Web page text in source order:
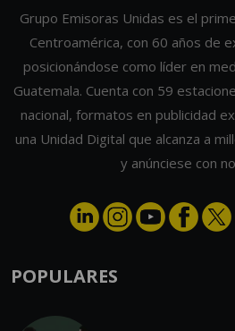
Grupo Emisoras Unidas es el
Centroamérica, con 60 años de
posicionándose como líder en
Guatemala. Cuenta con 59
nacional, formatos en publicidad
una Unidad Digital que alcanza a
y anúnciese con
POPULARES